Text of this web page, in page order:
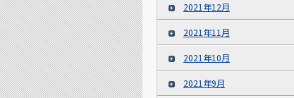
2021年12月
2021年11月
2021年10月
2021年9月